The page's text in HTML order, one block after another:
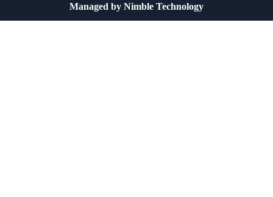
Managed by Nimble Technology